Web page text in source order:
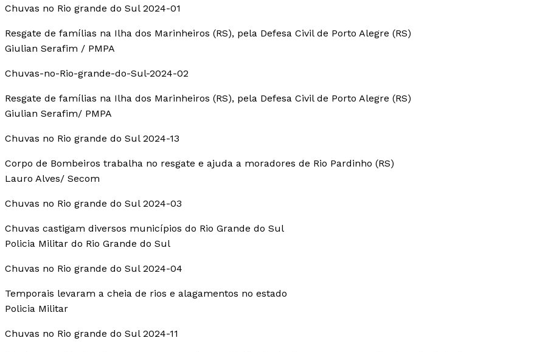
Chuvas no Rio grande do Sul 2024-01
Resgate de famílias na Ilha dos Marinheiros (RS), pela Defesa Civil de Porto Alegre (RS)
Giulian Serafim / PMPA
Chuvas-no-Rio-grande-do-Sul-2024-02
Resgate de famílias na Ilha dos Marinheiros (RS), pela Defesa Civil de Porto Alegre (RS)
Giulian Serafim/ PMPA
Chuvas no Rio grande do Sul 2024-13
Corpo de Bombeiros trabalha no resgate e ajuda a moradores de Rio Pardinho (RS)
Lauro Alves/ Secom
Chuvas no Rio grande do Sul 2024-03
Chuvas castigam diversos municípios do Rio Grande do Sul
Policia Militar do Rio Grande do Sul
Chuvas no Rio grande do Sul 2024-04
Temporais levaram a cheia de rios e alagamentos no estado
Policia Militar
Chuvas no Rio grande do Sul 2024-11